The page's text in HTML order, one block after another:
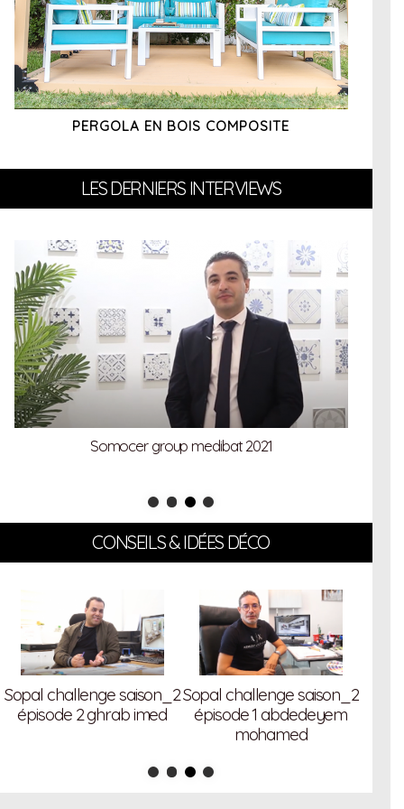
PERGOLA EN BOIS COMPOSITE
LES DERNIERS INTERVIEWS
Somocer group medibat 2021
CONSEILS & IDÉES DÉCO
Sopal challenge saison_2
épisode 2 ghrab imed
Sopal challenge saison_2
épisode 1 abdedeyem
mohamed